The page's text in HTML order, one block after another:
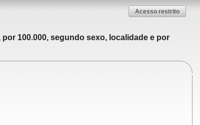
Acesso restrito
100.000, segundo sexo, localidade e por